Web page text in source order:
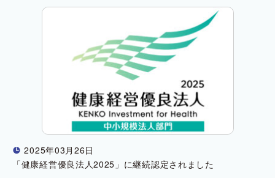
! 2025年03月26日
「健康経営優良法人2025」に継続認定されました